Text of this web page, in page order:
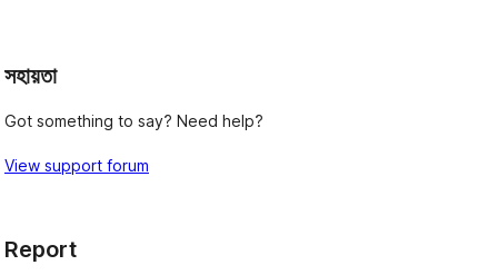
সহায়তা
Got something to say? Need help?
View support forum
Report